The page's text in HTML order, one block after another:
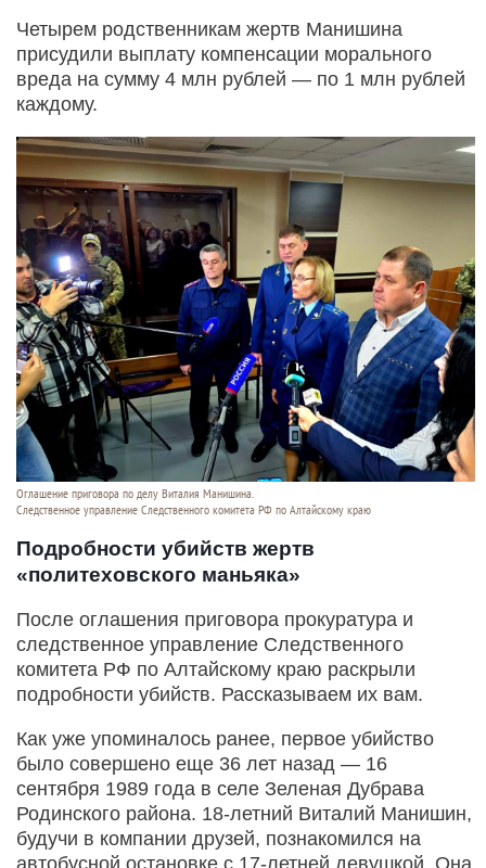
Четырем родственникам жертв Манишина
присудили выплату компенсации морального
вреда на сумму 4 млн рублей — по 1 млн рублей
каждому.
Оглашение приговора по делу Виталия Манишина.
Следственное управление Следственного комитета РФ по Алтайскому краю
Подробности убийств жертв
«политеховского маньяка»
После оглашения приговора прокуратура и
следственное управление Следственного
комитета РФ по Алтайскому краю раскрыли
подробности убийств. Рассказываем их вам.
Как уже упоминалось ранее, первое убийство
было совершено еще 36 лет назад — 16
сентября 1989 года в селе Зеленая Дубрава
Родинского района. 18-летний Виталий Манишин,
будучи в компании друзей, познакомился на
автобусной остановке с 17-летней девушкой. Она